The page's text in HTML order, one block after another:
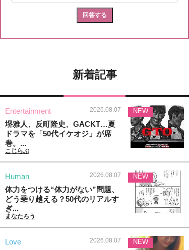
新着記事
Entertainment 2026.08.07
堺雅人、反町隆史、GACKT…夏
ドラマを「50代イケオジ」が席
巻。...
こじらぶ
NEW
Human 2026.08.07
体力をつける“体力がない”問題、
どう乗り越える？50代のリアルす
ぎ...
まなたろう
NEW
Love 2026.08.07 NEW